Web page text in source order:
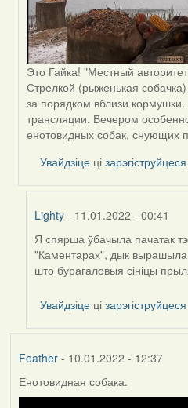
Это Гайка! "Местный
Стрелкой (рыженькая
за порядком вблизи
трансляции. Вечером
енотовидных собак, снующих
Увайдзіце цізарэгіструйцеся
Lighty - 11.01.2022 - 00:41
In
reply
to
Peregrinus
Я спярша ўбачыла пачатак
"Каментарах", дык
што бурагаловыя сініцы
Увайдзіце цізарэгіструйцеся
Feather- 10.01.2022 - 12:37
Енотовидная собака.